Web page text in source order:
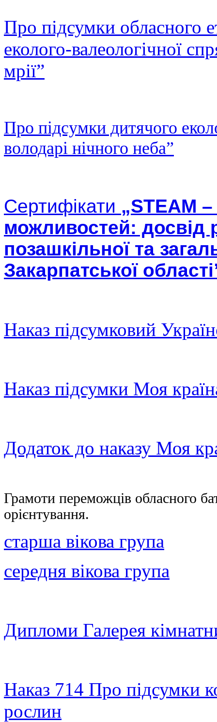
Про підсумки обласного
еколого-валеологічної
мрії”
Про підсумки дитячого
володарі нічного неба”
Сертифікати „STEAM
можливостей: досвід
позашкільної та
Закарпатської
Наказ підсумковий
Наказ пiдсумки Моя
Додаток до наказу Моя
Грамоти переможців обласного
орієнтування.
старша вікова група
середня вікова група
Дипломи Галерея
Наказ 714 Про підсумки
рослин